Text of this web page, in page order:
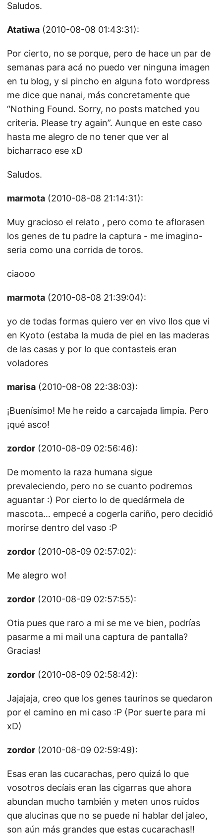
Saludos.
Atatiwa (2010-08-08 01:43:31):
Por cierto, no se porque, pero de hace un par de
semanas para acá no puedo ver ninguna imagen
en tu blog, y si pincho en alguna foto wordpress
me dice que nanai, más concretamente que
“Nothing Found. Sorry, no posts matched you
criteria. Please try again”. Aunque en este caso
hasta me alegro de no tener que ver al
bicharraco ese xD
Saludos.
marmota (2010-08-08 21:14:31):
Muy gracioso el relato , pero como te aflorasen
los genes de tu padre la captura - me imagino-
seria como una corrida de toros.
ciaooo
marmota (2010-08-08 21:39:04):
yo de todas formas quiero ver en vivo llos que vi
en Kyoto (estaba la muda de piel en las maderas
de las casas y por lo que contasteis eran
voladores
marisa (2010-08-08 22:38:03):
¡Buenísimo! Me he reido a carcajada limpia. Pero
¡qué asco!
zordor (2010-08-09 02:56:46):
De momento la raza humana sigue
prevaleciendo, pero no se cuanto podremos
aguantar :) Por cierto lo de quedármela de
mascota… empecé a cogerla cariño, pero decidió
morirse dentro del vaso :P
zordor (2010-08-09 02:57:02):
Me alegro wo!
zordor (2010-08-09 02:57:55):
Otia pues que raro a mi se me ve bien, podrías
pasarme a mi mail una captura de pantalla?
Gracias!
zordor (2010-08-09 02:58:42):
Jajajaja, creo que los genes taurinos se quedaron
por el camino en mi caso :P (Por suerte para mi
xD)
zordor (2010-08-09 02:59:49):
Esas eran las cucarachas, pero quizá lo que
vosotros decíais eran las cigarras que ahora
abundan mucho también y meten unos ruidos
que alucinas que no se puede ni hablar del jaleo,
son aún más grandes que estas cucarachas!!